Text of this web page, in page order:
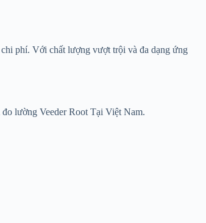
phí. Với chất lượng vượt trội và đa dạng ứng
lường Veeder Root Tại Việt Nam.